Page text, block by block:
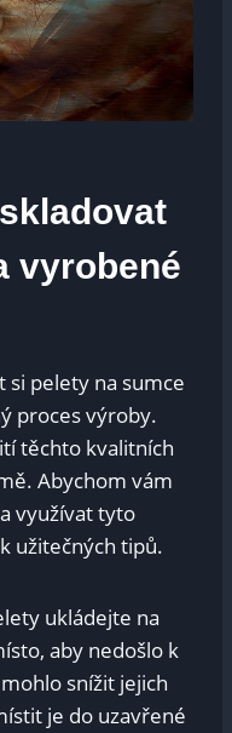
vyrobené
si pelety na sumce
proces výroby.
těchto kvalitních
Abychom vám
využívat tyto
užitečných tipů.
ukládejte na
aby nedošlo k
snížit jejich
je do uzavřené